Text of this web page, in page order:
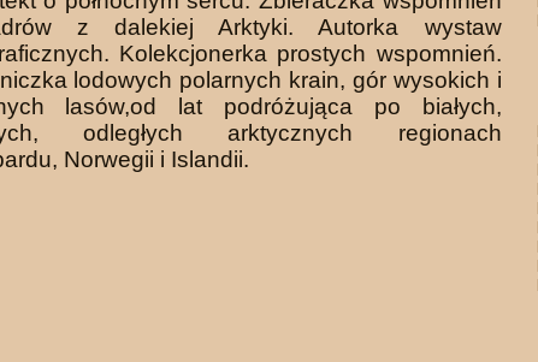
z dalekiej Arktyki. Autorka wystaw
Kolekcjonerka prostych wspomnień.
lodowych polarnych krain, gór wysokich i
lasów,od lat podróżująca po białych,
odległych arktycznych regionach
Norwegii i Islandii.